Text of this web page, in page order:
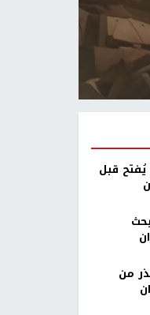
قبل
من